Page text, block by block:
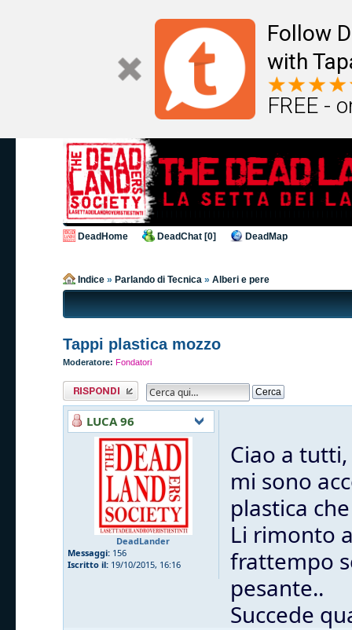
Follow
with
FREE -
DeadHome DeadChat [0] DeadMap
Indice » Parlando di Tecnica » Alberi e pere
Tappi plastica mozzo
Moderatore: Fondatori
Rispondi al
messaggio
LUCA 96
DeadLander
Messaggi: 156
Iscritto il: 19/10/2015, 16:16
Ciao a tutti,
mi sono
plastica
Li rimonto
frattempo
pesante..
Succede